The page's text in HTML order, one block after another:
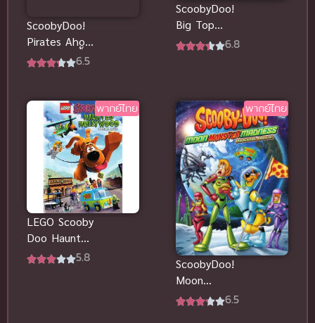
ScoobyDoo!
Pirates Ahoy!
(2006) สคูบี้ดู
6.5
ScoobyDoo!
Big Top
ScoobyDoo!6.8
พากย์ไทย
LEGO Scooby
Doo Haunted
Hollywood5.8
พากย์ไทย
ScoobyDoo!
Moon
Monster
6.5